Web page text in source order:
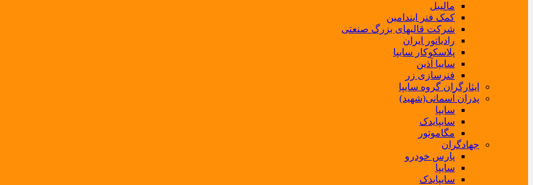
مالیبل
کمک فنر ایندامین
شرکت قالبهای بزرگ صنعتی
رادیاتور ایران
پلاسکوکار سایپا
سایپا آذین
فنرسازی زر
ایثارگران گروه سایپا
پدران آسمانی(شهید)
سایپا
سایپایدک
مگاموتور
جهادگران
پارس خودرو
سایپا
سایپایدک